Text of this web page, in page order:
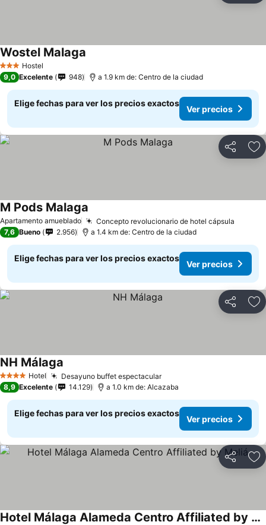
3 EstrellasHostel
Wostel Malaga
9,0 Excelente 948 a 1.9 km de: Centro de la ciudad
Elige fechas para ver los precios exactos
Ver precios
Compartir
Apartamento amueblado Concepto revolucionario de hotel cápsula
M Pods Malaga
7,6 Bueno 2.956 a 1.4 km de: Centro de la ciudad
Elige fechas para ver los precios exactos
Ver precios
Compartir
4 EstrellasHotel Desayuno buffet espectacular
NH Málaga
8,9 Excelente 14.129 a 1.0 km de: Alcazaba
Elige fechas para ver los precios exactos
Ver precios
Compartir
Hotel Málaga Alameda Centro Affiliated by Meliá